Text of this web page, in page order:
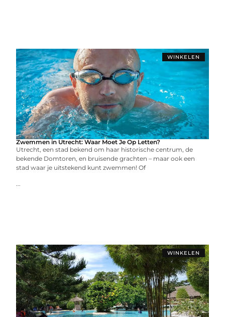
WINKELEN
Zwemmen in Utrecht: Waar Moet Je Op Letten?
Utrecht, een stad bekend om haar historische centrum, de
bekende Domtoren, en bruisende grachten – maar ook een
stad waar je uitstekend kunt zwemmen! Of
...
WINKELEN